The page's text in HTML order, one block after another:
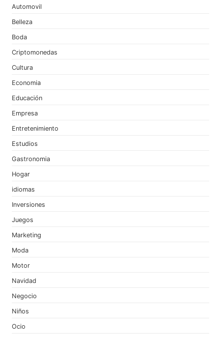
Automovil
Belleza
Boda
Criptomonedas
Cultura
Economia
Educación
Empresa
Entretenimiento
Estudios
Gastronomia
Hogar
idiomas
Inversiones
Juegos
Marketing
Moda
Motor
Navidad
Negocio
Niños
Ocio